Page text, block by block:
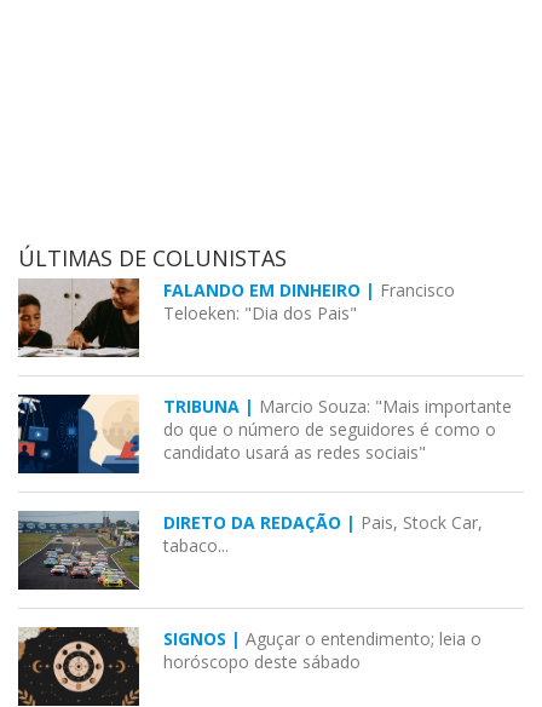
ÚLTIMAS DE COLUNISTAS
FALANDO EM DINHEIRO | Francisco
Teloeken: "Dia dos Pais"
TRIBUNA | Marcio Souza: "Mais importante
do que o número de seguidores é como o
candidato usará as redes sociais"
DIRETO DA REDAÇÃO | Pais, Stock Car,
tabaco...
SIGNOS | Aguçar o entendimento; leia o
horóscopo deste sábado